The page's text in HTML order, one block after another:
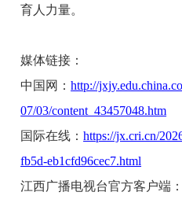
育人力量。
媒体链接：
中国网：http://
07/03/content_43457048.htm
国际在线：https://jx.cri.cn/
fb5d-eb1cfd96cec7.html
江西广播电视台官方客户端：